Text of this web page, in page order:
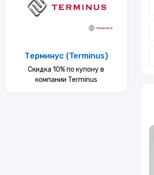
Терминус (Terminus)
Скидка 10% по купону в
компании Terminus